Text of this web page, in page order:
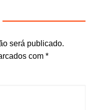
será publicado.
com *